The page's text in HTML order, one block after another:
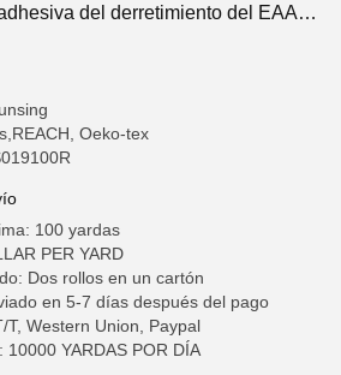
del derretimiento del EAA
Oeko-tex
100 yardas
PER YARD
Dos rollos en un cartón
en 5-7 días después del pago
Western Union, Paypal
YARDAS POR DÍA